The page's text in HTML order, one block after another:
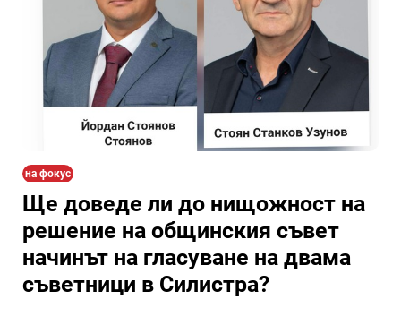
на фокус
Ще доведе ли до нищожност на
решение на общинския съвет
начинът на гласуване на двама
съветници в Силистра?